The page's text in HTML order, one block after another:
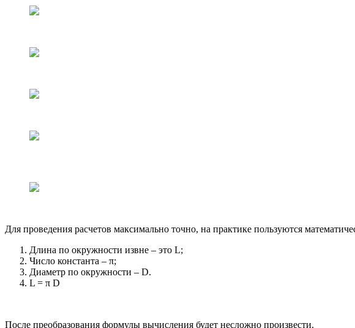
Для проведения расчетов максимально точно, на практике пользуются
Длина по окружности извне – это L;
Число константа – π;
Диаметр по окружности – D.
L = π D
После преобразования формулы вычисления будет несложно произвести.